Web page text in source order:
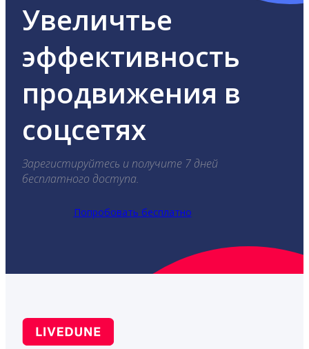
Увеличтье
эффективность
продвижения в
соцсетях
Зарегистируйтесь и получите 7 дней
бесплатного доступа.
Попробовать бесплатно